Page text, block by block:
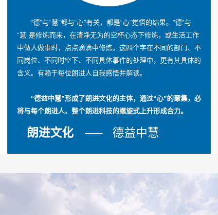
“德”与“慧”都与“心”有关，都是“心”觉悟的结果。“德”与
“慧”是修炼而来，在清净无为的空杯心态下修炼，或生活工作
中做人做事时，点点滴滴中修炼。这四个字在不同的部门、不
同岗位、不同时空下、不同具体事件的处理中，更有其具体的
含义。有赖于每位朗进人自我感悟并解读。
“德益中慧”形成了朗进文化的主体，通过“心”的聚集，必
将与每个朗进人、整个朗进科技的螺旋式上升形成合力。
朗进文化 德益中慧